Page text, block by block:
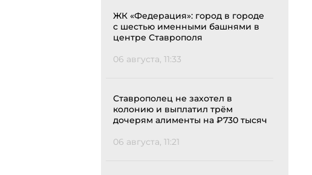
ЖК «Федерация»: город в городе
с шестью именными башнями в
центре Ставрополя
06 августа, 11:33
Ставрополец не захотел в
колонию и выплатил трём
дочерям алименты на ₽730 тысяч
06 августа, 11:21